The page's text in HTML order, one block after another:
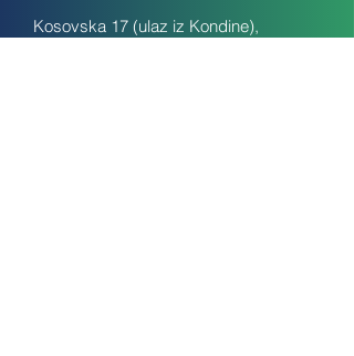
Kosovska 17 (ulaz iz Kondine),